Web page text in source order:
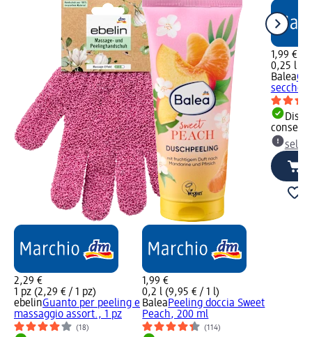
2,29 €
1 pz (2,29 € / 1 pz)
ebelinGuanto per peeling e
massaggio assort., 1 pz
(18)
1,99 €
0,2 l (9,95 € / 1 l)
BaleaPeeling doccia Sweet
Peach, 200 ml
(114)
1,99 €
0,25 l
Balea
secche,